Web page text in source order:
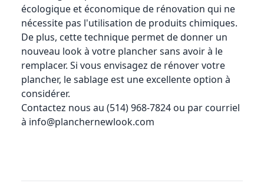
écologique et économique de rénovation qui ne
nécessite pas l'utilisation de produits chimiques.
De plus, cette technique permet de donner un
nouveau look à votre plancher sans avoir à le
remplacer. Si vous envisagez de rénover votre
plancher, le sablage est une excellente option à
considérer.
Contactez nous au (514) 968-7824 ou par courriel
à info@planchernewlook.com